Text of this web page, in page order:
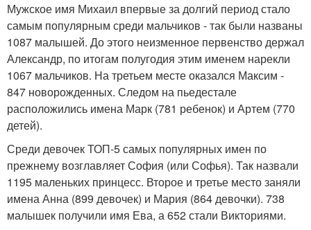
Мужское имя Михаил впервые за долгий период стало
самым популярным среди мальчиков - так были названы
1087 малышей. До этого неизменное первенство держал
Александр, по итогам полугодия этим именем нарекли
1067 мальчиков. На третьем месте оказался Максим -
847 новорожденных. Следом на пьедестале
расположились имена Марк (781 ребенок) и Артем (770
детей).
Среди девочек ТОП-5 самых популярных имен по
прежнему возглавляет София (или Софья). Так назвали
1195 маленьких принцесс. Второе и третье место заняли
имена Анна (899 девочек) и Мария (864 девочки). 738
малышек получили имя Ева, а 652 стали Викториями.